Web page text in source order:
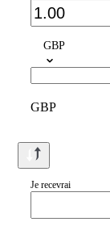
GBP
GBP
Je recevrai